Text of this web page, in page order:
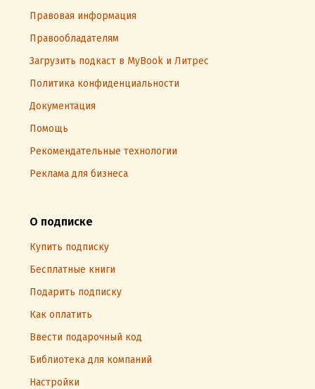
Правовая информация
Правообладателям
Загрузить подкаст в MyBook и Литрес
Политика конфиденциальности
Документация
Помощь
Рекомендательные технологии
Реклама для бизнеса
О подписке
Купить подписку
Бесплатные книги
Подарить подписку
Как оплатить
Ввести подарочный код
Библиотека для компаний
Настройки